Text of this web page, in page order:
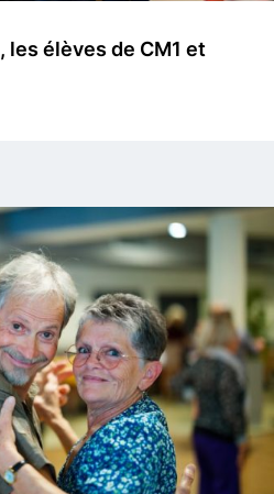
les élèves de CM1 et